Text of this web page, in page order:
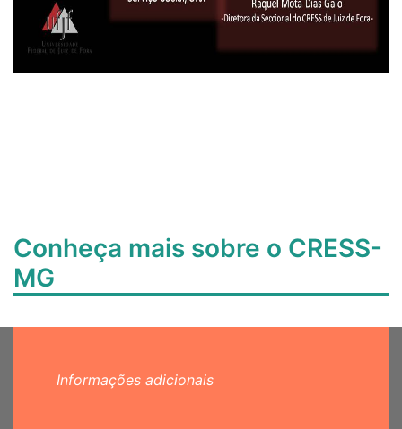
Conheça mais sobre o CRESS-
MG
Informações adicionais